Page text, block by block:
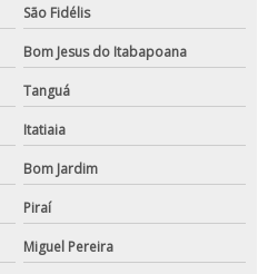
São Fidélis
Bom Jesus do Itabapoana
Tanguá
Itatiaia
Bom Jardim
Piraí
Miguel Pereira